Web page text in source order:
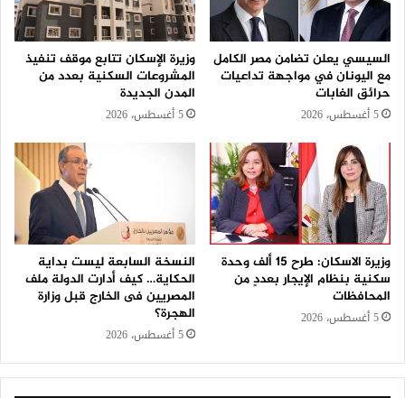
السيسي يعلن تضامن مصر الكامل
مع اليونان في مواجهة تداعيات
حرائق الغابات
5 أغسطس، 2026
وزيرة الإسكان تتابع موقف تنفيذ
المشروعات السكنية بعدد من
المدن الجديدة
5 أغسطس، 2026
وزيرة الاسكان: طرح 15 ألف وحدة
سكنية بنظام الإيجار بعددٍ من
المحافظات
5 أغسطس، 2026
النسخة السابعة ليست بداية
الحكاية… كيف أدارت الدولة ملف
المصريين فى الخارج قبل وزارة
الهجرة؟
5 أغسطس، 2026